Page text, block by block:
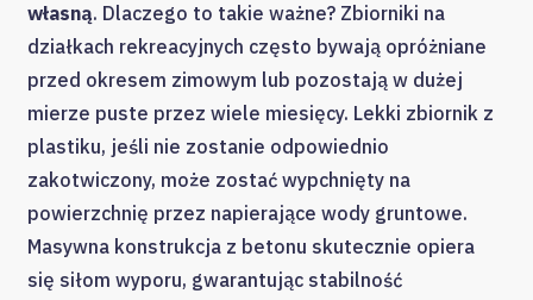
własną. Dlaczego to takie ważne? Zbiorniki na
działkach rekreacyjnych często bywają opróżniane
przed okresem zimowym lub pozostają w dużej
mierze puste przez wiele miesięcy. Lekki zbiornik z
plastiku, jeśli nie zostanie odpowiednio
zakotwiczony, może zostać wypchnięty na
powierzchnię przez napierające wody gruntowe.
Masywna konstrukcja z betonu skutecznie opiera
się siłom wyporu, gwarantując stabilność